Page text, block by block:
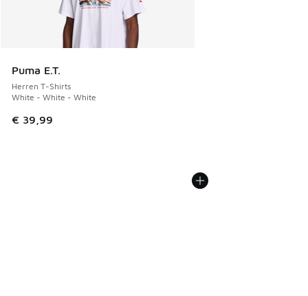
Puma E.T.
Herren T-Shirts
White - White - White
€ 39,99